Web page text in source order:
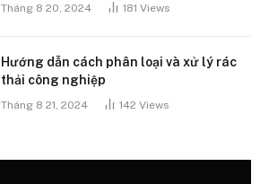
Tháng 8 20, 2024 181 Views
Hướng dẫn cách phân loại và xử lý rác
thải công nghiệp
Tháng 8 21, 2024 142 Views